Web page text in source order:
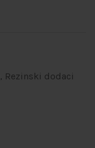
, Rezinski dodaci